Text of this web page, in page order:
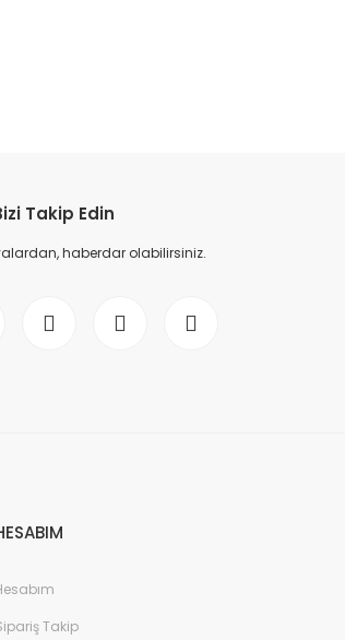
Takip Edin
haberdar olabilirsiniz.
Takip